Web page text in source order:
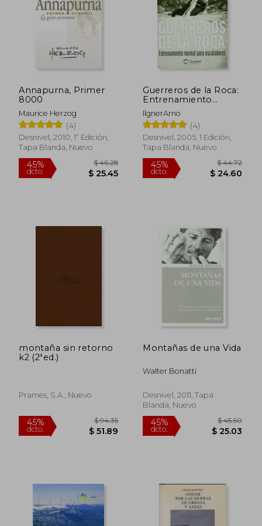
45% 40%
Annapurna, Primer
8000
Maurice Herzog
(4)
Desnivel, 2010, 1ª Edición,
Tapa Blanda, Nuevo
45%
dcto.
Guerreros de la Roca:
Entrenamiento
Mental Para
Escaladores
IlgnerArno
(4)
Desnivel, 2005, 1 Edición,
Tapa Blanda, Nuevo
montaña sin retorno
k2 (2ªed.)
Prames, S.a., Nuevo
Montañas de una Vida
Walter Bonatti
Desnivel, 2011, Tapa
Blanda, Nuevo